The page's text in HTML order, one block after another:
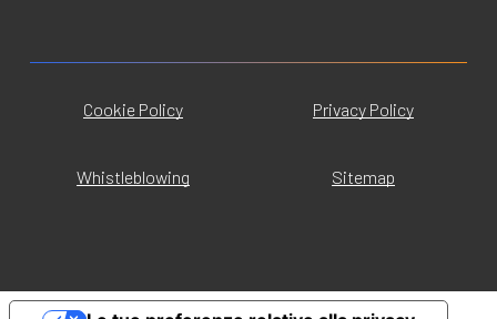
Cookie Policy Privacy Policy
Whistleblowing Sitemap